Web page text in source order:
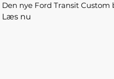
Den nye Ford Transit
Læs nu